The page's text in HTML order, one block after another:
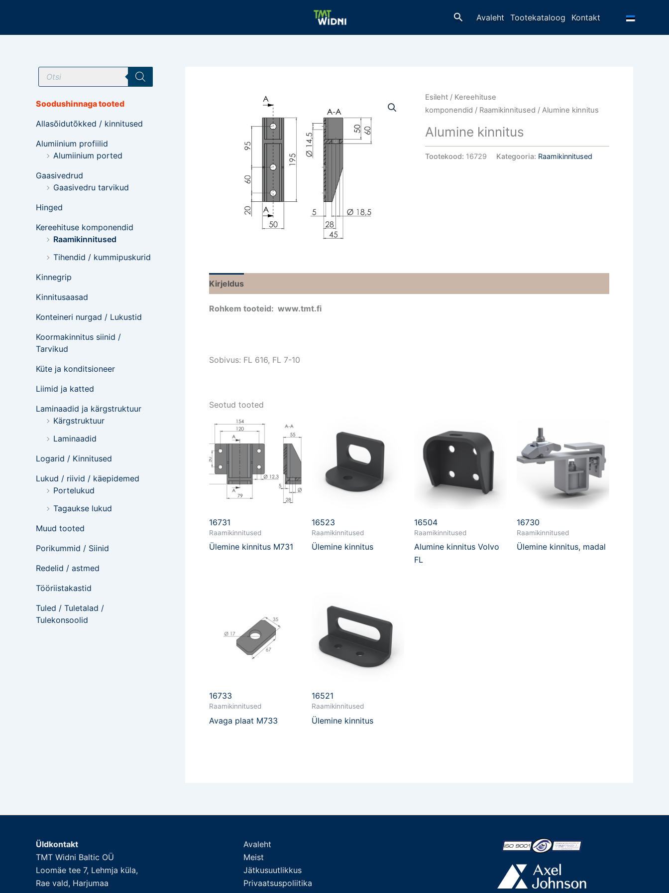
OtsingAvaleht Tootekataloog Kontakt
T
o
e
t
e
o
s
Soodushinnaga tooted
Allasõidutõkked / kinnitused
Alumiinium profiilid
Alumiinium ported
Gaasivedrud
Gaasivedru tarvikud
Hinged
Kereehituse komponendid
Raamikinnitused
Tihendid / kummipuskurid
Kinnegrip
Kinnitusaasad
Konteineri nurgad / Lukustid
Koormakinnitus siinid /
Tarvikud
Küte ja konditsioneer
Liimid ja katted
Laminaadid ja kärgstruktuur
Kärgstruktuur
Laminaadid
Logarid / Kinnitused
Lukud / riivid / käepidemed
Portelukud
Tagaukse lukud
Muud tooted
Porikummid / Siinid
Redelid / astmed
Tööriistakastid
Tuled / Tuletalad /
Tulekonsoolid
Esileht / Kereehituse
komponendid / Raamikinnitused / Alumine kinnitus
Alumine kinnitus
Tootekood: 16729 Kategooria: Raamikinnitused
Kirjeldus
Rohkem tooteid: www.tmt.fi
Sobivus: FL 616, FL 7-10
Seotud tooted
16731
Raamikinnitused
Ülemine kinnitus M731
16523
Raamikinnitused
Ülemine kinnitus
16504
Raamikinnitused
Alumine kinnitus Volvo
FL
16730
Raamikinnitused
Ülemine kinnitus, madal
16733
Raamikinnitused
Avaga plaat M733
16521
Raamikinnitused
Ülemine kinnitus
Üldkontakt
TMT Widni Baltic OÜ
Loomäe tee 7, Lehmja küla,
Rae vald, Harjumaa
Avaleht
Meist
Jätkusuutlikkus
Privaatsuspoliitika